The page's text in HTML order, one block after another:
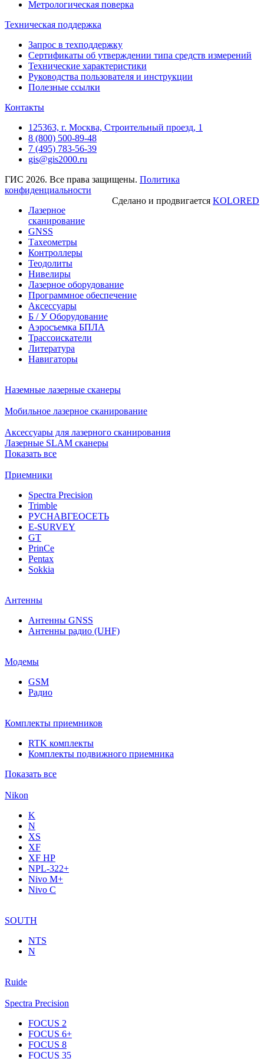
Метрологическая поверка
Техническая поддержка
Запрос в техподдержку
Сертификаты об утверждении типа средств измерений
Технические характеристики
Руководства пользователя и инструкции
Полезные ссылки
Контакты
125363, г. Москва, Строительный проезд, 1
8 (800) 500-89-48
7 (495) 783-56-39
gis@gis2000.ru
ГИС 2026. Все права защищены. Политика
конфиденциальности
Сделано и продвигается KOLORED
Лазерное
сканирование
GNSS
Тахеометры
Контроллеры
Теодолиты
Нивелиры
Лазерное оборудование
Программное обеспечение
Аксессуары
Б / У Оборудование
Аэросъемка БПЛА
Трассоискатели
Литература
Навигаторы
Наземные лазерные сканеры
Мобильное лазерное сканирование
Аксессуары для лазерного сканирования
Лазерные SLAM сканеры
Показать все
Приемники
Spectra Precision
Trimble
РУСНАВГЕОСЕТЬ
E-SURVEY
GT
PrinCe
Pentax
Sokkia
Антенны
Антенны GNSS
Антенны радио (UHF)
Модемы
GSM
Радио
Комплекты приемников
RTK комплекты
Комплекты подвижного приемника
Показать все
Nikon
K
N
XS
XF
XF НР
NPL-322+
Nivo M+
Nivo C
SOUTH
NTS
N
Ruide
Spectra Precision
FOCUS 2
FOCUS 6+
FOCUS 8
FOCUS 35